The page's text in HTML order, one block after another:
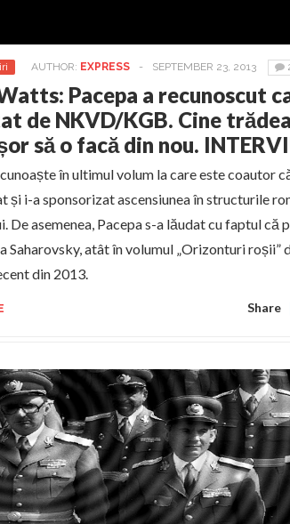
AUTHOR: EXPRESS - SEPTEMBER 23, 2013
Pacepa a recunoscut
de NKVD/KGB. Cine
să o facă din nou.
în ultimul volum la care este coautor
și i-a sponsorizat ascensiunea în structurile
De asemenea, Pacepa s-a lăudat cu faptul că
Saharovsky, atât în volumul „Orizonturi roșii”
din 2013.
Share